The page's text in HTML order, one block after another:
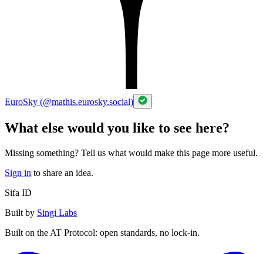
EuroSky (@mathis.eurosky.social)
What else would you like to see here?
Missing something? Tell us what would make this page more useful.
Sign in to share an idea.
Sifa ID
Built by Singi Labs
Built on the AT Protocol: open standards, no lock-in.